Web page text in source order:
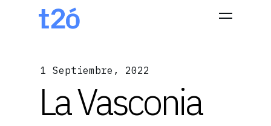
1 Septiembre, 2022
La Vasconia